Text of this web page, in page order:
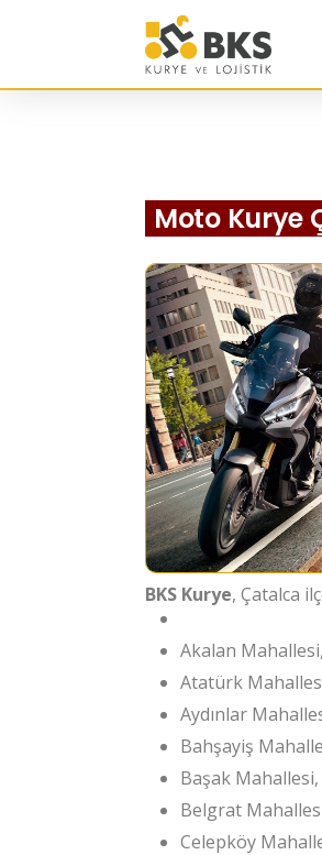
Moto Kurye
BKS Kurye, Çatalca
Akalan Mahallesi,
Atatürk
Aydınlar
Bahşayiş
Başak Mahallesi,
Belgrat
Celepköy